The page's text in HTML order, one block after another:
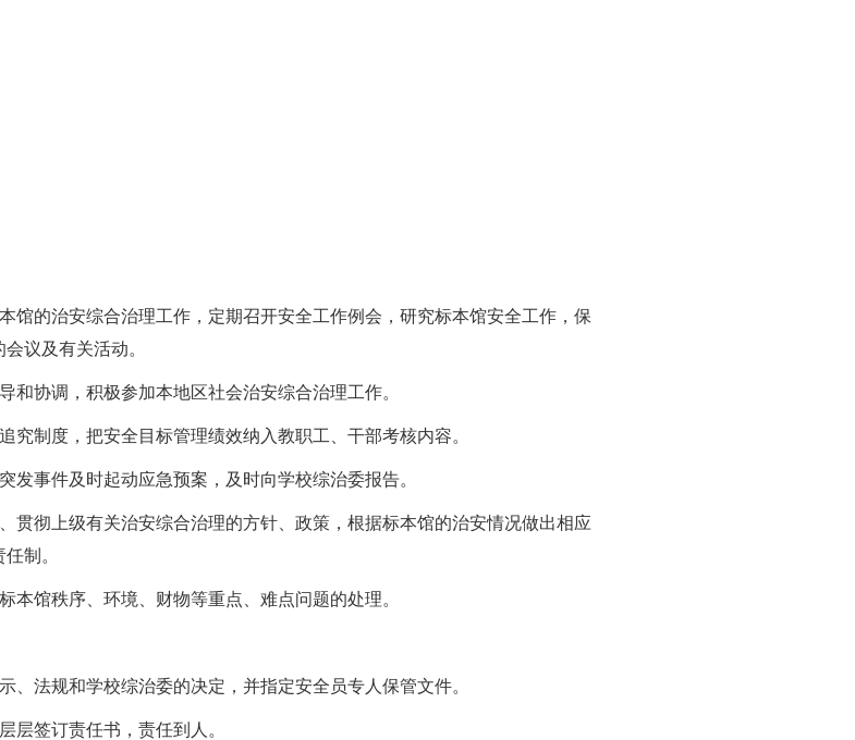
馆的治安综合治理工作，定期召开安全工作例会，研究标本馆安全工作，保
议及有关活动。
和协调，积极参加本地区社会治安综合治理工作。
究制度，把安全目标管理绩效纳入教职工、干部考核内容。
发事件及时起动应急预案，及时向学校综治委报告。
贯彻上级有关治安综合治理的方针、政策，根据标本馆的治安情况做出相应
制。
本馆秩序、环境、财物等重点、难点问题的处理。
、法规和学校综治委的决定，并指定安全员专人保管文件。
层签订责任书，责任到人。